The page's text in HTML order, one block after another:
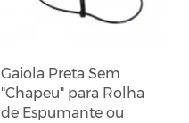
Gaiola Preta Sem
"Chapeu" para Rolha
de Espumante ou